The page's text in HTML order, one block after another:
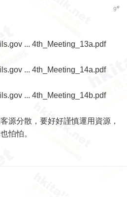
9#
... 4th_Meeting_13a.pdf
... 4th_Meeting_14a.pdf
... 4th_Meeting_14b.pdf
源分散，要好好謹慎運用資源，
怕怕。